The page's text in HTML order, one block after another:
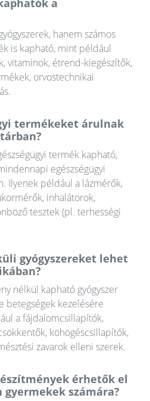
hanem számos
is kapható, mint például
vitaminok, étrend-kiegészítők,
orvostechnikai
termékeket árulnak
termék kapható,
egészségügyi
Ilyenek például a lázmérők,
inhalátorok,
tesztek (pl. terhességi
gyógyszereket lehet
nélkül kapható gyógyszer
betegségek kezelésére
a fájdalomcsillapítók,
köhögéscsillapítók,
zavarok elleni szerek.
érhetők el
számára?